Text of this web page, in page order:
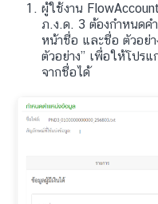
ผู้ใช้งาน
ภ.ง.ด. 3 ต้องกำหนดค
หน้าชื่อ และชื่อ ตัวอย่
ตัวอย่าง” เพื่อให้โปร
จากชื่อได้